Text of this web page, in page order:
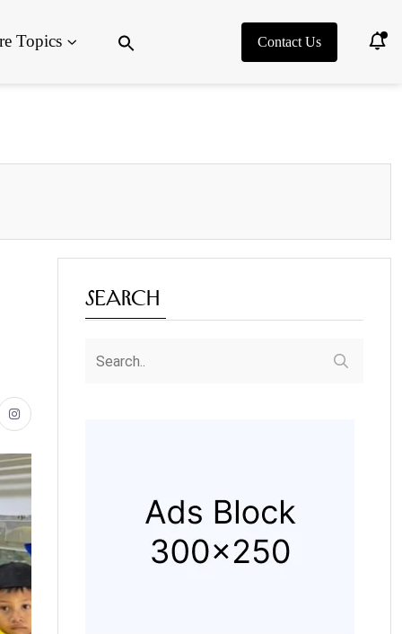
Topics Contact Us
Search